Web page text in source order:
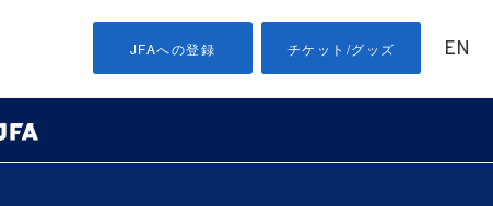
JFAへの登録 チケット/グッズ EN